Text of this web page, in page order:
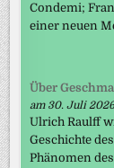
Condemi;
einer neuen
Über
am 30. Juli
Ulrich Raulff
Geschichte
Phänomen